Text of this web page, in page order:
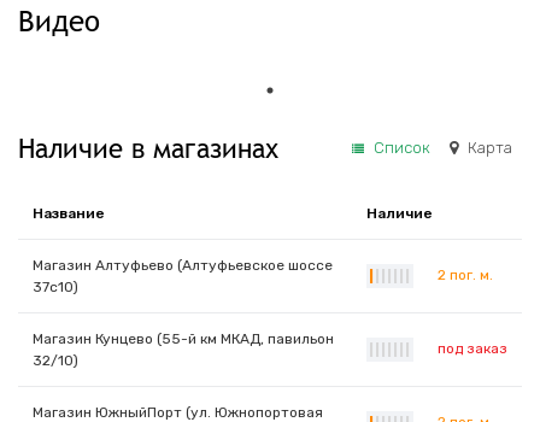
Видео
Наличие в магазинах Список Карта
Название Наличие
Магазин Алтуфьево (Алтуфьевское шоссе
37с10)
2 пог. м.
Магазин Кунцево (55-й км МКАД, павильон
32/10)
под заказ
Магазин ЮжныйПорт (ул. Южнопортовая